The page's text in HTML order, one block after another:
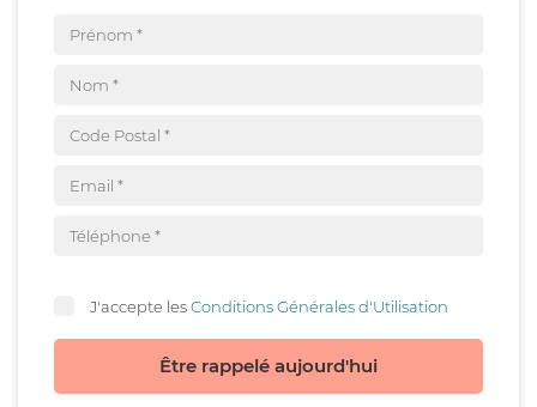
J'accepte lesConditions Générales d'Utilisation
Être rappelé aujourd'hui